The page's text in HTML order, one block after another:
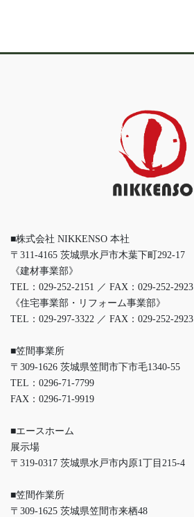
■株式会社 NIKKENSO 本社
〒311-4165 茨城県水戸市木葉下町292-17
《建材事業部》
TEL：029-252-2151 ／ FAX：029-252-2923
《住宅事業部・リフォーム事業部》
TEL：029-297-3322 ／ FAX：029-252-2923
■笠間事業所
〒309-1626 茨城県笠間市下市毛1340-55
TEL：0296-71-7799
FAX：0296-71-9919
■エースホーム
展示場
〒319-0317 茨城県水戸市内原1丁目215-4
■笠間作業所
〒309-1625 茨城県笠間市来栖48